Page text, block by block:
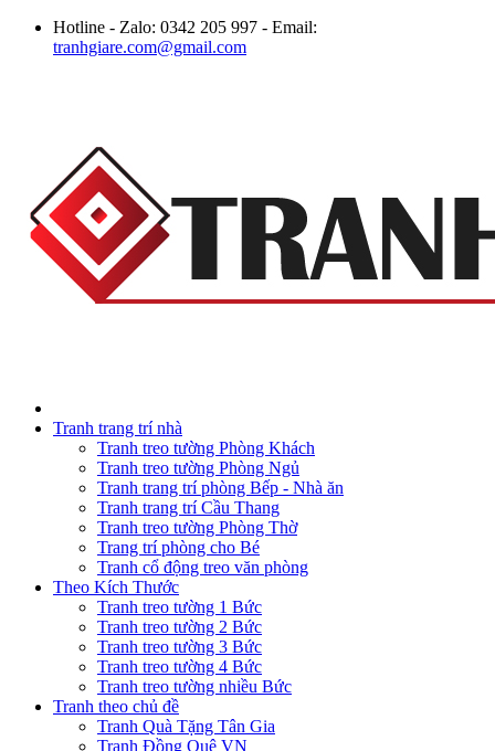
Hotline - Zalo: 0342 205 997 - Email:
tranhgiare.com@gmail.com
Tranh trang trí nhà
Tranh treo tường Phòng Khách
Tranh treo tường Phòng Ngủ
Tranh trang trí phòng Bếp - Nhà ăn
Tranh trang trí Cầu Thang
Tranh treo tường Phòng Thờ
Trang trí phòng cho Bé
Tranh cổ động treo văn phòng
Theo Kích Thước
Tranh treo tường 1 Bức
Tranh treo tường 2 Bức
Tranh treo tường 3 Bức
Tranh treo tường 4 Bức
Tranh treo tường nhiều Bức
Tranh theo chủ đề
Tranh Quà Tặng Tân Gia
Tranh Đồng Quê VN